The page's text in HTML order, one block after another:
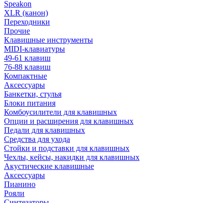
Speakon
XLR (канон)
Переходники
Прочие
Клавишные инструменты
MIDI-клавиатуры
49-61 клавиш
76-88 клавиш
Компактные
Аксессуары
Банкетки, стулья
Блоки питания
Комбоусилители для клавишных
Опции и расширения для клавишных
Педали для клавишных
Средства для ухода
Стойки и подставки для клавишных
Чехлы, кейсы, накидки для клавишных
Акустические клавишные
Аксессуары
Пианино
Рояли